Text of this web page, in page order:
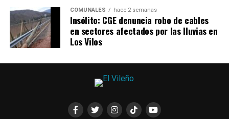
COMUNALES hace 2 semanas
Insólito: CGE denuncia robo de cables
en sectores afectados por las lluvias en
Los Vilos